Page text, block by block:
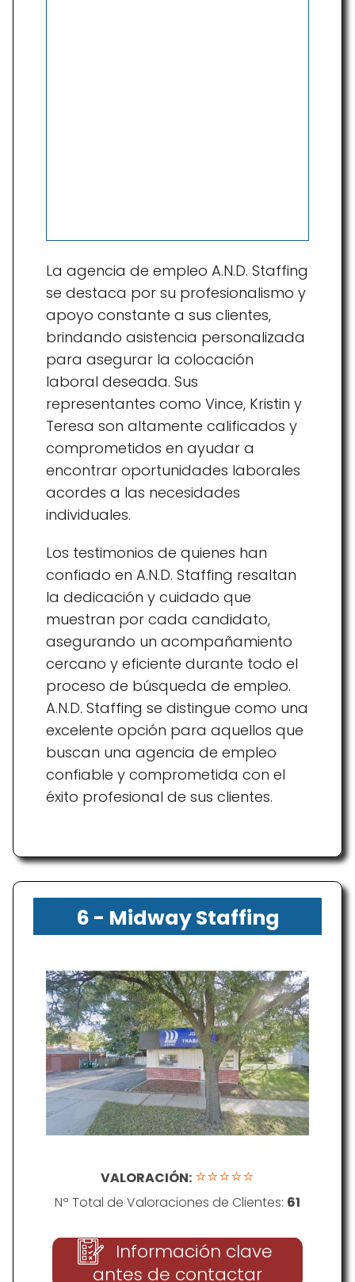
La agencia de empleo A.N.D. Staffing
se destaca por su profesionalismo y
apoyo constante a sus clientes,
brindando asistencia personalizada
para asegurar la colocación
laboral deseada. Sus
representantes como Vince, Kristin y
Teresa son altamente calificados y
comprometidos en ayudar a
encontrar oportunidades laborales
acordes a las necesidades
individuales.
Los testimonios de quienes han
confiado en A.N.D. Staffing resaltan
la dedicación y cuidado que
muestran por cada candidato,
asegurando un acompañamiento
cercano y eficiente durante todo el
proceso de búsqueda de empleo.
A.N.D. Staffing se distingue como una
excelente opción para aquellos que
buscan una agencia de empleo
confiable y comprometida con el
éxito profesional de sus clientes.
6 - Midway Staffing
VALORACIÓN: ⭐⭐⭐⭐⭐
Nº Total de Valoraciones de Clientes: 61
Información clave
antes de contactar